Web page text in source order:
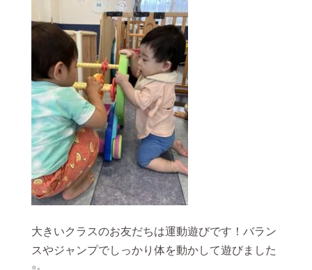
大きいクラスのお友だちは運動遊びです！バラン
スやジャンプでしっかり体を動かして遊びました